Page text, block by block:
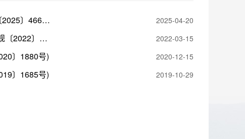
关于印发《市场准入负面清单(2025年版)》的通知(发改体改规〔2025〕466号) 2025-04-20
关于印发《市场准入负面清单（2022年版）》的通知(发改体改规〔2022〕397号) 2022-03-15
〕1880号) 2020-12-15
〕1685号) 2019-10-29